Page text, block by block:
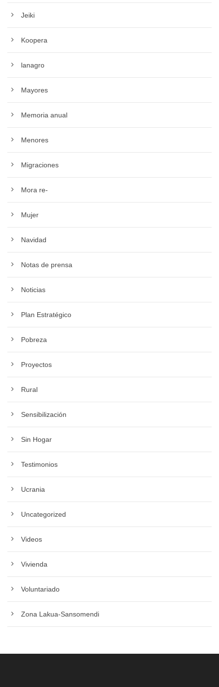
Jeiki
Koopera
lanagro
Mayores
Memoria anual
Menores
Migraciones
Mora re-
Mujer
Navidad
Notas de prensa
Noticias
Plan Estratégico
Pobreza
Proyectos
Rural
Sensibilización
Sin Hogar
Testimonios
Ucrania
Uncategorized
Videos
Vivienda
Voluntariado
Zona Lakua-Sansomendi